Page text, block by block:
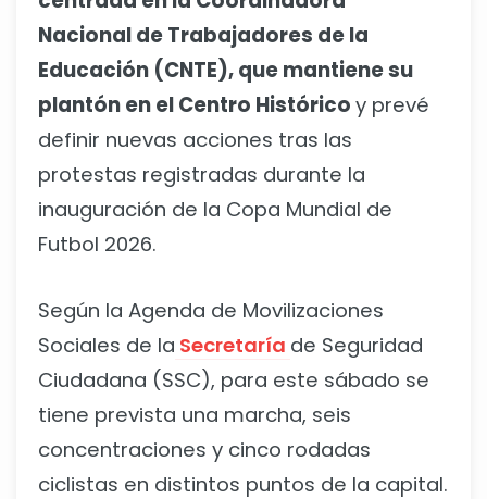
Nacional de Trabajadores de la
Educación (CNTE), que mantiene su
plantón en el Centro Histórico y prevé
definir nuevas acciones tras las
protestas registradas durante la
inauguración de la Copa Mundial de
Futbol 2026.
Según la Agenda de Movilizaciones
Sociales de la Secretaría de Seguridad
Ciudadana (SSC), para este sábado se
tiene prevista una marcha, seis
concentraciones y cinco rodadas
ciclistas en distintos puntos de la capital.